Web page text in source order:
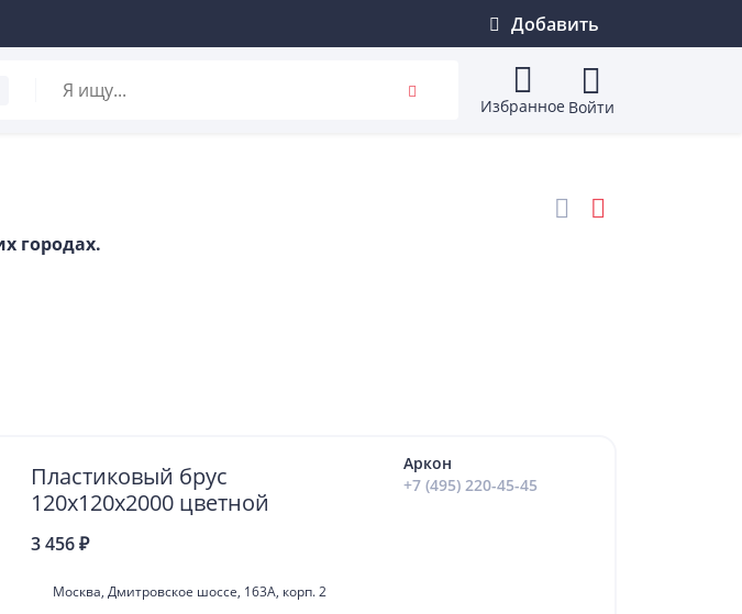
Добавить
Избранное Войти
городах.
Пластиковый брус
120х120х2000 цветной
3 456 ₽
Москва, Дмитровское шоссе, 163А, корп. 2
Аркон
+7 (495) 220-45-45